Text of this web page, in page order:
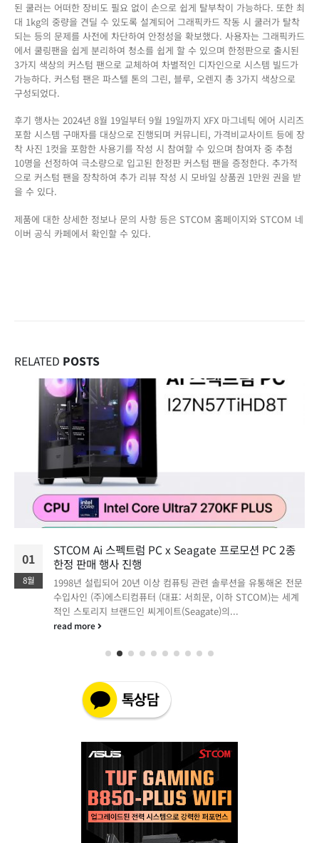
된 쿨러는 어떠한 장비도 필요 없이 손으로 쉽게 탈부착이 가능하다. 또한 최
대 1kg의 중량을 견딜 수 있도록 설계되어 그래픽카드 작동 시 쿨러가 탈착
되는 등의 문제를 사전에 차단하여 안정성을 확보했다. 사용자는 그래픽카드
에서 쿨링팬을 쉽게 분리하여 청소를 쉽게 할 수 있으며 한정판으로 출시된
3가지 색상의 커스텀 팬으로 교체하여 차별적인 디자인으로 시스템 빌드가
가능하다. 커스텀 팬은 파스텔 톤의 그린, 블루, 오렌지 총 3가지 색상으로
구성되었다.
후기 행사는 2024년 8월 19일부터 9월 19일까지 XFX 마그네틱 에어 시리즈
포함 시스템 구매자를 대상으로 진행되며 커뮤니티, 가격비교사이트 등에 장
착 사진 1컷을 포함한 사용기를 작성 시 참여할 수 있으며 참여자 중 추첨
10명을 선정하여 극소량으로 입고된 한정판 커스텀 팬을 증정한다. 추가적
으로 커스텀 팬을 장착하여 추가 리뷰 작성 시 모바일 상품권 1만원 권을 받
을 수 있다.
제품에 대한 상세한 정보나 문의 사항 등은 STCOM 홈페이지와 STCOM 네
이버 공식 카페에서 확인할 수 있다.
RELATED POSTS
01
8월
STCOM Ai 스펙트럼 PC x Seagate 프로모션 PC 2종
한정 판매 행사 진행
1998년 설립되어 20년 이상 컴퓨팅 관련 솔루션을 유통해온 전문
수입사인 (주)에스티컴퓨터 (대표: 서희문, 이하 STCOM)는 세계
적인 스토리지 브랜드인 씨게이트(Seagate)의...
read more